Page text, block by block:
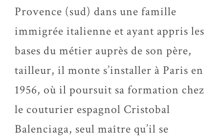
Provence (sud) dans une famille
immigrée italienne et ayant appris les
bases du métier auprès de son père,
tailleur, il monte s’installer à Paris en
1956, où il poursuit sa formation chez
le couturier espagnol Cristobal
Balenciaga, seul maître qu’il se